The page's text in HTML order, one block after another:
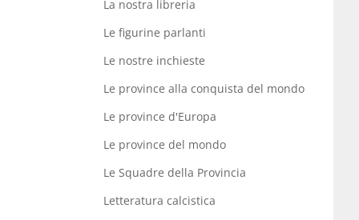
La nostra libreria
Le figurine parlanti
Le nostre inchieste
Le province alla conquista del mondo
Le province d'Europa
Le province del mondo
Le Squadre della Provincia
Letteratura calcistica